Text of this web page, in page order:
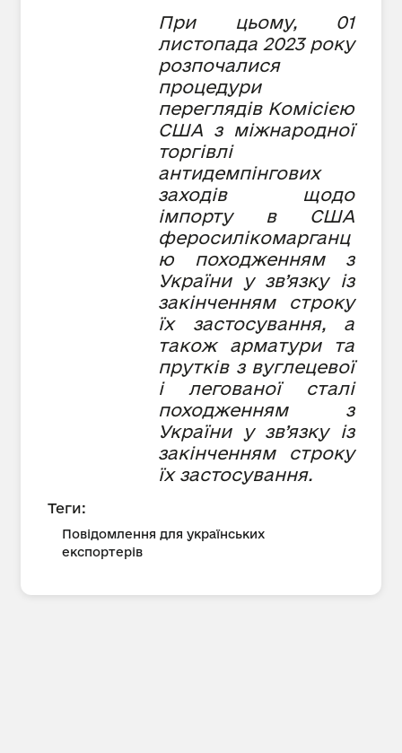
При цьому, 01
листопада 2023 року
розпочалися
процедури
переглядів Комісією
США з міжнародної
торгівлі
антидемпінгових
заходів щодо
імпорту в США
феросилікомарганц
ю походженням з
України у зв’язку із
закінченням строку
їх застосування, а
також арматури та
прутків з вуглецевої
і легованої сталі
походженням з
України у зв’язку із
закінченням строку
їх застосування.
Теги:
Повідомлення для українських
експортерів